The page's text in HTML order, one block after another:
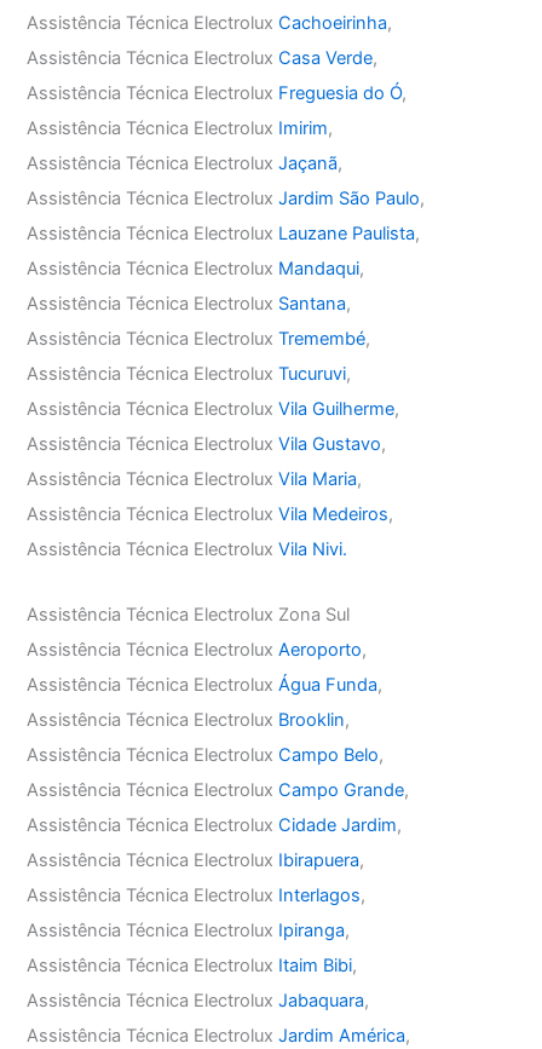
Assistência Técnica ElectroluxCachoeirinha,
Assistência Técnica ElectroluxCasa Verde,
Assistência Técnica Electrolux Freguesia do Ó,
Assistência Técnica Electrolux Imirim,
Assistência Técnica ElectroluxJaçanã,
Assistência Técnica ElectroluxJardim São Paulo,
Assistência Técnica Electrolux Lauzane Paulista,
Assistência Técnica Electrolux Mandaqui,
Assistência Técnica Electrolux Santana,
Assistência Técnica ElectroluxTremembé,
Assistência Técnica ElectroluxTucuruvi,
Assistência Técnica ElectroluxVila Guilherme,
Assistência Técnica ElectroluxVila Gustavo,
Assistência Técnica ElectroluxVila Maria,
Assistência Técnica ElectroluxVila Medeiros,
Assistência Técnica ElectroluxVila Nivi.
Assistência Técnica Electrolux Zona Sul
Assistência Técnica ElectroluxAeroporto,
Assistência Técnica ElectroluxÁgua Funda,
Assistência Técnica Electrolux Brooklin,
Assistência Técnica ElectroluxCampo Belo,
Assistência Técnica ElectroluxCampo Grande,
Assistência Técnica ElectroluxCidade Jardim,
Assistência Técnica Electrolux Ibirapuera,
Assistência Técnica Electrolux Interlagos,
Assistência Técnica Electrolux Ipiranga,
Assistência Técnica Electrolux Itaim Bibi,
Assistência Técnica ElectroluxJabaquara,
Assistência Técnica ElectroluxJardim América,